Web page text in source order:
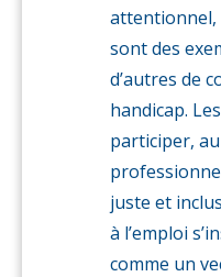
attentionnel,
sont des
d’autres de
handicap.
participer,
juste et
à l’emploi
comme un